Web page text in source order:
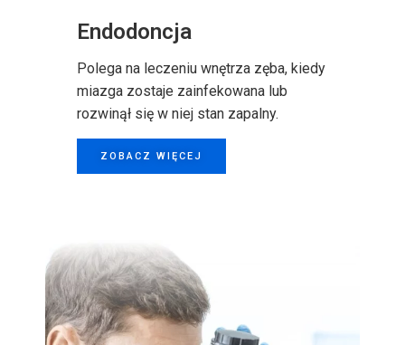
Endodoncja
Polega na leczeniu wnętrza zęba, kiedy
miazga zostaje zainfekowana lub
rozwinął się w niej stan zapalny.
ZOBACZ WIĘCEJ